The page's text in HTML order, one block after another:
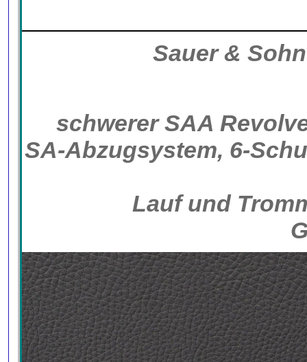
Sauer &
schwerer SAA
SA-Abzugsystem, 6-
Lauf und